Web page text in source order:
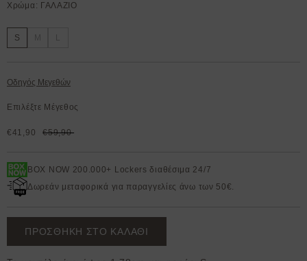
Χρώμα: ΓΑΛΑΖΙΟ
S
Οδηγός Μεγεθών
Επιλέξτε Μέγεθος
€41,90 €59,90
BOX NOW 200.000+ Lockers διαθέσιμα 24/7
Δωρεάν μεταφορικά για παραγγελίες άνω των 50€.
ΠΡΟΣΘΗΚΗ ΣΤΟ ΚΑΛΑΘΙ